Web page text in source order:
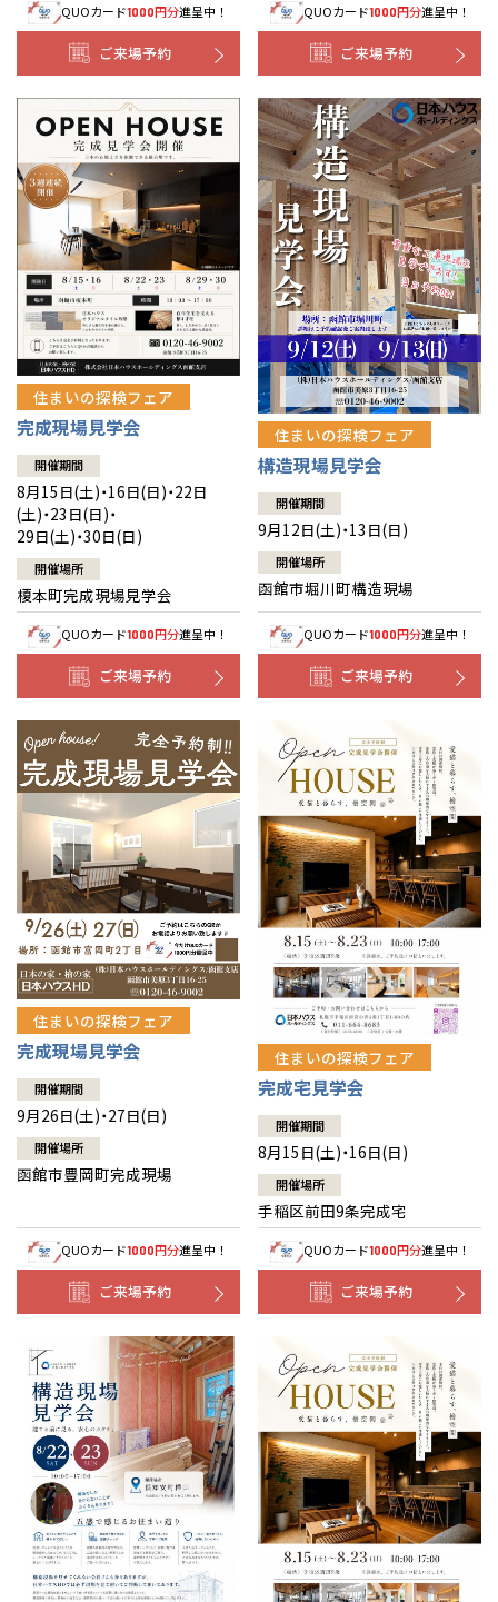
事業部紹介
IR情報
木材調達指針
グループ会社紹介
CMギャラリー
採用情報
QUOカード1000円分進呈中！
ご来場予約
QUOカード1000円分進呈中！
ご来場予約
住まいの探検フェア
完成現場見学会
開催期間
8月15日(土)・16日(日)・22日
(土)・23日(日)・
29日(土)・30日(日)
開催場所
榎本町完成現場見学会
QUOカード1000円分進呈中！
ご来場予約
住まいの探検フェア
構造現場見学会
開催期間
9月12日(土)・13日(日)
開催場所
函館市堀川町構造現場
QUOカード1000円分進呈中！
ご来場予約
住まいの探検フェア
完成現場見学会
開催期間
9月26日(土)・27日(日)
開催場所
函館市豊岡町完成現場
QUOカード1000円分進呈中！
ご来場予約
住まいの探検フェア
完成宅見学会
開催期間
8月15日(土)・16日(日)
開催場所
手稲区前田9条完成宅
QUOカード1000円分進呈中！
ご来場予約
全国の展示場
北海道
札幌
東北
お近くのイベント
北海道
札幌
札幌
小樽
東北